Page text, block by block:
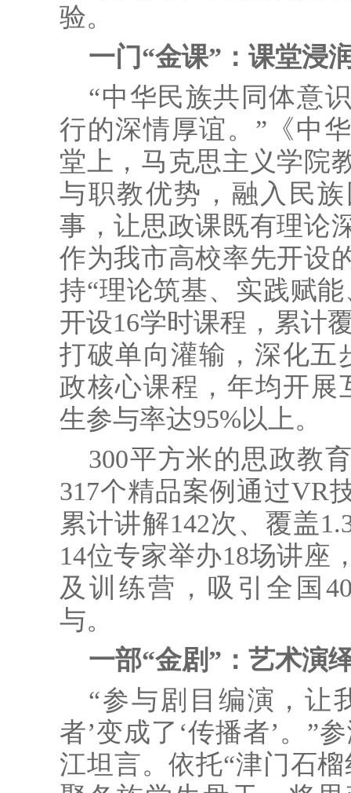
验。
一门“金课”：课堂浸
“中华民族共同体意
行的深情厚谊。”《中
堂上，马克思主义学院
与职教优势，融入民
事，让思政课既有理论
作为我市高校率先开设
持“理论筑基、实践赋
开设16学时课程，累计
打破单向灌输，深化五
政核心课程，年均开展
生参与率达95%以上。
300平方米的思政教
317个精品案例通过VR
累计讲解142次、覆盖
14位专家举办18场讲座
及训练营，吸引全国
与。
一部“金剧”：艺术演
“参与剧目编演，让
者’变成了‘传播者’。”
江坦言。依托“津门石